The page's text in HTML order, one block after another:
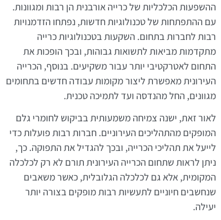
ההשפעות הכלכליות של כרייה אורבנית הן רבות ומגוונות.
עם ההתפתחות של טכנולוגיות חדשות, נפתחו הזדמנויות
רבות לחברות בתחום. השקעות בטכנולוגיות כרייה
מתקדמות מביאות לתשואות גבוהות, ובכך הופכות את
התחום לאטרקטיבי יותר עבור משקיעים. בנוסף, הכרייה
העירונית מאפשרת ליצור מקומות עבודה חדשים בתחומים
מגוונים, החל מהנדסה ועד לתמיכה טכנית.
לאור זאת, ישנה צמיחה משמעותית בביקוש לחומרי גלם
המופקים מהתהליכים העירוניים. חברות רבות פועלות כדי
לייעל את תהליכי הכרייה, ובכך להגדיל את התפוקה. כך,
ניתן לראות שתחום הכרייה העירונית תורם לא רק לכלכלה
המקומית, אלא גם לכלכלה הגלובלית, כאשר משאבים
שנחשבים חיוניים לתעשיות רבות מופקים בצורה יותר
יעילה.